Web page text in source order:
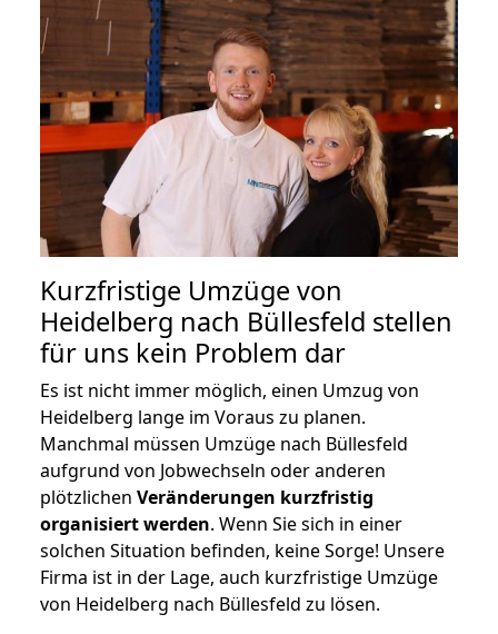
Kurzfristige Umzüge von
Heidelberg nach Büllesfeld stellen
für uns kein Problem dar
Es ist nicht immer möglich, einen Umzug von
Heidelberg lange im Voraus zu planen.
Manchmal müssen Umzüge nach Büllesfeld
aufgrund von Jobwechseln oder anderen
plötzlichen Veränderungen kurzfristig
organisiert werden. Wenn Sie sich in einer
solchen Situation befinden, keine Sorge! Unsere
Firma ist in der Lage, auch kurzfristige Umzüge
von Heidelberg nach Büllesfeld zu lösen.